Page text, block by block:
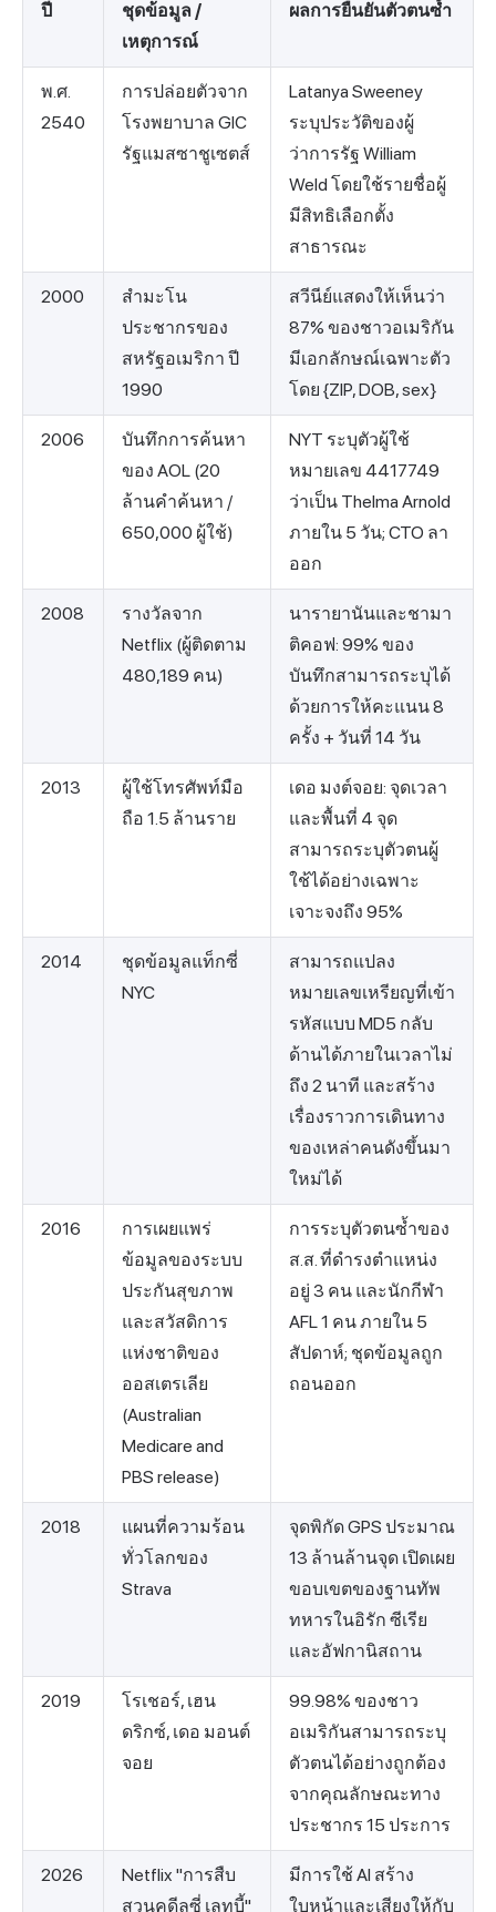
ปี
ชุดข้อมูล /
เหตุการณ์
ผลการยืนยันตัวตนซ้ำ
พ.ศ.
2540
การปล่อยตัวจาก
โรงพยาบาล GIC
รัฐแมสซาชูเซตส์
Latanya Sweeney
ระบุประวัติของผู้
ว่าการรัฐ William
Weld โดยใช้รายชื่อผู้
มีสิทธิเลือกตั้ง
สาธารณะ
2000
สำมะโน
ประชากรของ
สหรัฐอเมริกา ปี
1990
สวีนีย์แสดงให้เห็นว่า
87% ของชาวอเมริกัน
มีเอกลักษณ์เฉพาะตัว
โดย {ZIP, DOB, sex}
2006
บันทึกการค้นหา
ของ AOL (20
ล้านคำค้นหา /
650,000 ผู้ใช้)
NYT ระบุตัวผู้ใช้
หมายเลข 4417749
ว่าเป็น Thelma Arnold
ภายใน 5 วัน; CTO ลา
ออก
2008
รางวัลจาก
Netflix (ผู้ติดตาม
480,189 คน)
นารายานันและชามา
ติคอฟ: 99% ของ
บันทึกสามารถระบุได้
ด้วยการให้คะแนน 8
ครั้ง + วันที่ 14 วัน
2013
ผู้ใช้โทรศัพท์มือ
ถือ 1.5 ล้านราย
เดอ มงต์จอย: จุดเวลา
และพื้นที่ 4 จุด
สามารถระบุตัวตนผู้
ใช้ได้อย่างเฉพาะ
เจาะจงถึง 95%
2014
ชุดข้อมูลแท็กซี่
NYC
สามารถแปลง
หมายเลขเหรียญที่เข้า
รหัสแบบ MD5 กลับ
ด้านได้ภายในเวลาไม่
ถึง 2 นาที และสร้าง
เรื่องราวการเดินทาง
ของเหล่าคนดังขึ้นมา
ใหม่ได้
2016
การเผยแพร่
ข้อมูลของระบบ
ประกันสุขภาพ
และสวัสดิการ
แห่งชาติของ
ออสเตรเลีย
(Australian
Medicare and
PBS release)
การระบุตัวตนซ้ำของ
ส.ส. ที่ดำรงตำแหน่ง
อยู่ 3 คน และนักกีฬา
AFL 1 คน ภายใน 5
สัปดาห์; ชุดข้อมูลถูก
ถอนออก
2018
แผนที่ความร้อน
ทั่วโลกของ
Strava
จุดพิกัด GPS ประมาณ
13 ล้านล้านจุด เปิดเผย
ขอบเขตของฐานทัพ
ทหารในอิรัก ซีเรีย
และอัฟกานิสถาน
2019
โรเชอร์, เฮน
ดริกซ์, เดอ มอนต์
จอย
99.98% ของชาว
อเมริกันสามารถระบุ
ตัวตนได้อย่างถูกต้อง
จากคุณลักษณะทาง
ประชากร 15 ประการ
2026
Netflix "การสืบ
สวนคดีลูซี่ เลทบี้"
มีการใช้ AI สร้าง
ใบหน้าและเสียงให้กับ